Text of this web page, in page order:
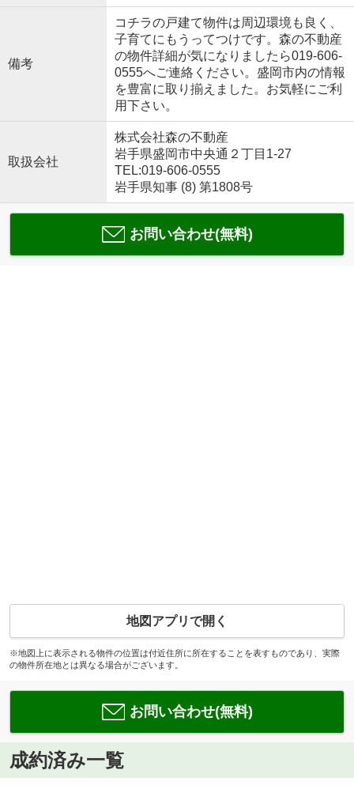
備考
コチラの戸建て物件は周辺環境も良く、
子育てにもうってつけです。森の不動産
の物件詳細が気になりましたら019-606-
0555へご連絡ください。盛岡市内の情報
を豊富に取り揃えました。お気軽にご利
用下さい。
取扱会社
株式会社森の不動産
岩手県盛岡市中央通２丁目1-27
TEL:019-606-0555
岩手県知事 (8) 第1808号
お問い合わせ(無料)
地図アプリで開く
※地図上に表示される物件の位置は付近住所に所在することを表すものであり、実際
の物件所在地とは異なる場合がございます。
お問い合わせ(無料)
成約済み一覧